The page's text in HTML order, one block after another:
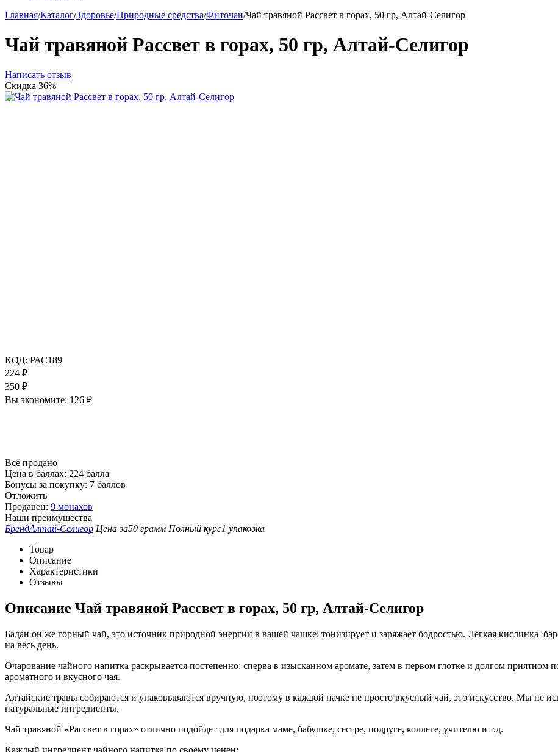
Главная/Каталог/Здоровье/Природные средства/Фиточаи/Чай травяной Рассвет в горах, 50 гр, Алтай-Селигор
Чай травяной Рассвет в горах, 50 гр, Алтай-Селигор
Написать отзыв
Скидка 36%
КОД: РАС189
224 ₽
350 ₽
Вы экономите: 126 ₽
Всё продано
Цена в баллах: 224 балла
Бонусы за покупку: 7 баллов
Отложить
Продавец: 9 монахов
Наши преимущества
БрендАлтай-Селигор Цена за50 грамм Полный курс1 упаковка
Товар
Описание
Характеристики
Отзывы
Описание Чай травяной Рассвет в горах, 50 гр, Алтай-Селигор
Бадан он же горный чай, это источник природной энергии в вашей чашке: тонизирует и заряжает бодростью. Легкая кислинка
на весь день.
Очарование чайного напитка раскрывается постепенно: сперва в изысканном аромате, затем в первом глотке и долгом приятном
ароматного и вкусного чая.
Алтайские травы собираются и упаковываются вручную, поэтому в каждой пачке не просто вкусный чай, это искусство. Мы не
натуральные ингредиенты.
Чай травяной «Рассвет в горах» отлично подойдет для подарка маме, бабушке, сестре, подруге, коллеге, учителю и т.д.
Каждый ингредиент чайного напитка по своему ценен: